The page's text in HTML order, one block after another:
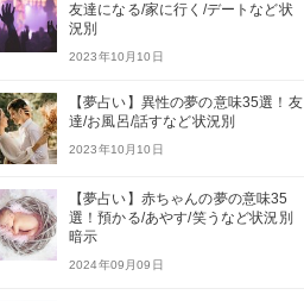
友達になる/家に行く/デートなど状
況別
2023年10月10日
【夢占い】異性の夢の意味35選！友
達/お風呂/話すなど状況別
2023年10月10日
【夢占い】赤ちゃんの夢の意味35
選！預かる/あやす/笑うなど状況別
暗示
2024年09月09日